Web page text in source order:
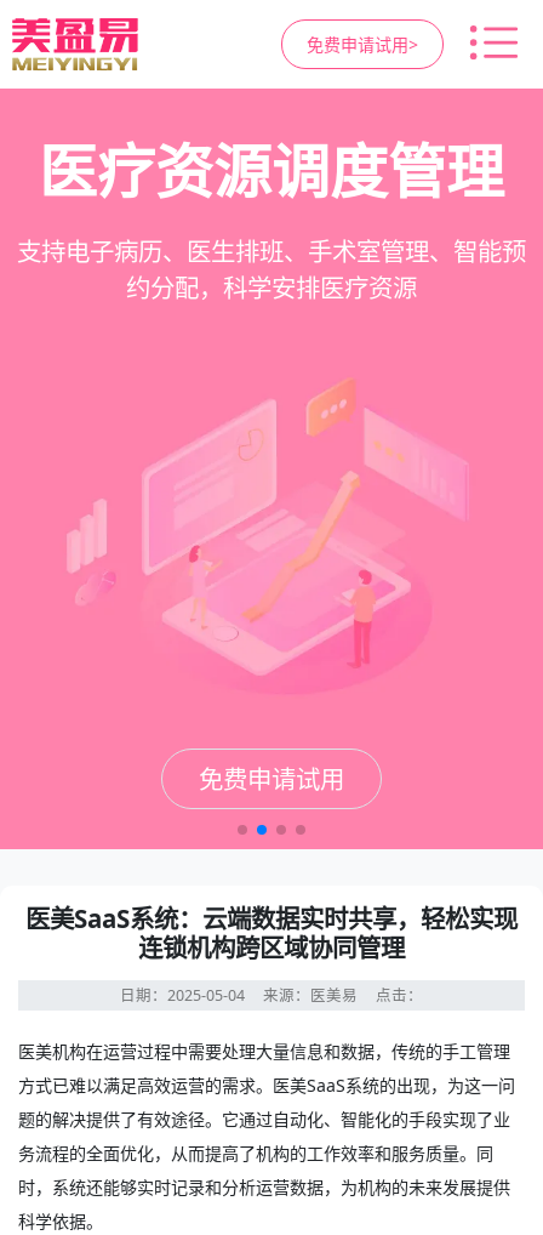
免费申请试用>
智慧医美管理系统
一站式解决医美机构预约、咨询、手术安排、会
员管理、财务核算全流程管理
免费申请试用
医疗资源调度管理
支持电子病历、医生排班、手术室管理、智能预
约分配，科学安排医疗资源
免费申请试用
高净值客户价值挖掘
支持客户分级管理、消费轨迹追踪、个性化方案
定制、实现客户长期价值挖掘
免费申请试用
营销与私域运营
提供小程序商城、私域scrm、项目套餐、裂变分
销多种营销工具，助力获客与转化
免费申请试用
医美SaaS系统：云端数据实时共享，轻松实现
连锁机构跨区域协同管理
日期：2025-05-04 来源：医美易 点击：
医美机构在运营过程中需要处理大量信息和数据，传统的手工管理
方式已难以满足高效运营的需求。 医美SaaS系统的出现，为这一问
题的解决提供了有效途径。它通过自动化、智能化的手段实现了业
务流程的全面优化，从而提高了机构的工作效率和服务质量。同
时，系统还能够实时记录和分析运营数据，为机构的未来发展提供
科学依据。